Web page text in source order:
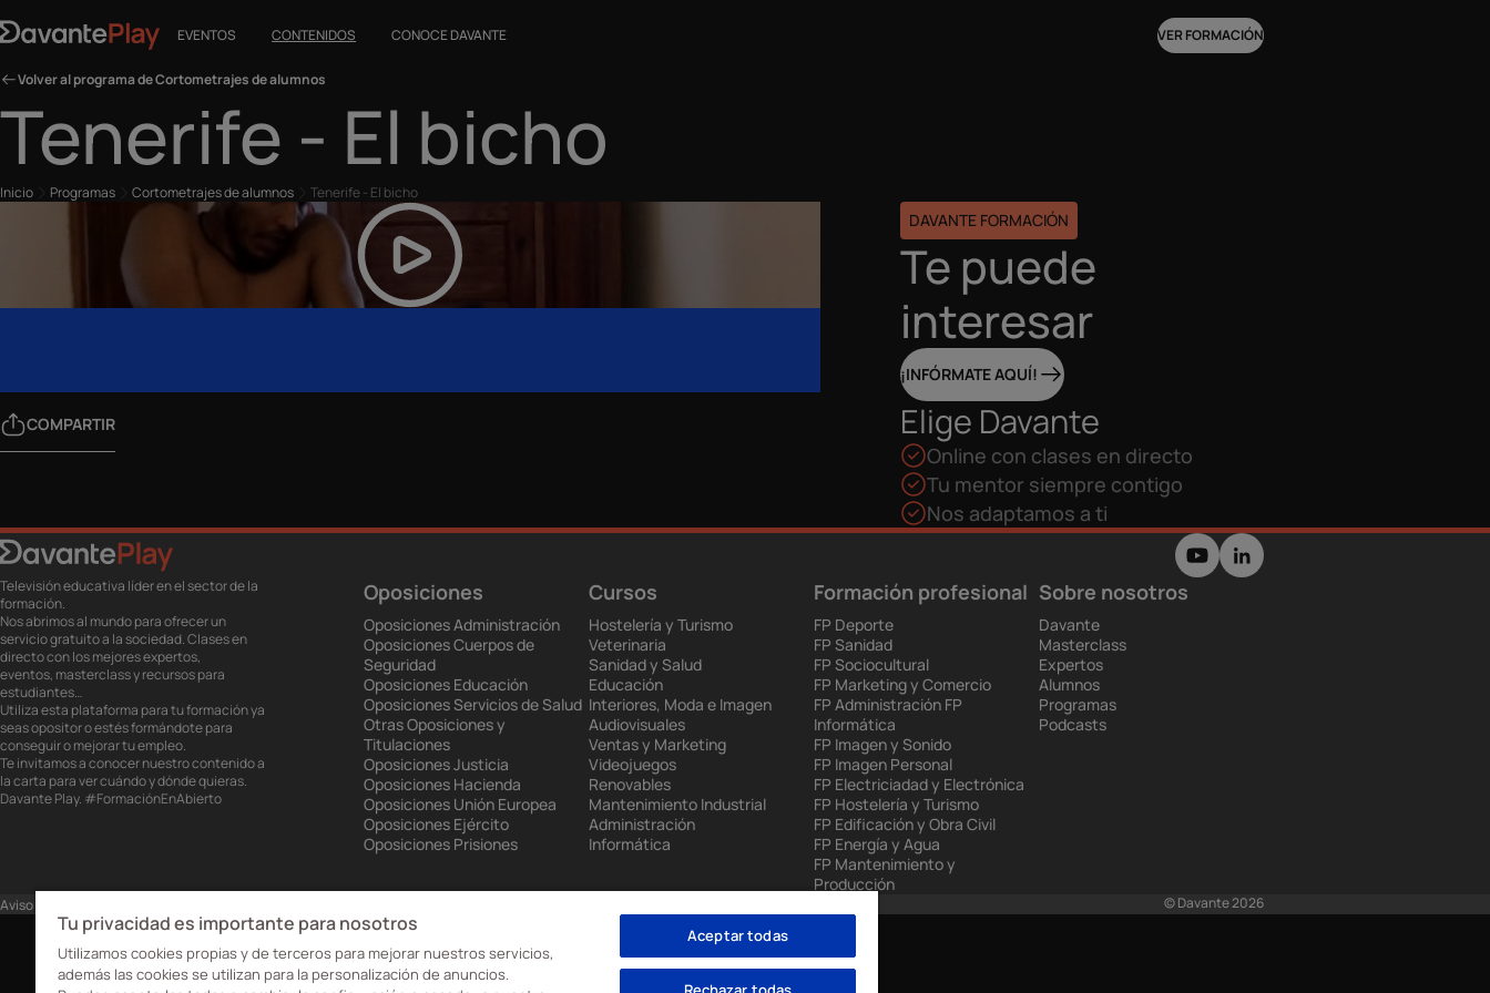
EVENTOS CONTENIDOS CONOCE DAVANTE VER FORMACIÓN
Volver al programa de Cortometrajes de alumnos
Tenerife - El bicho
Inicio Programas Cortometrajes de alumnos Tenerife - El bicho
COMPARTIR
DAVANTE FORMACIÓN
Te puede
interesar
¡INFÓRMATE AQUÍ!
Elige Davante
Online con clases en directo
Tu mentor siempre contigo
Nos adaptamos a ti
Televisión educativa líder en el sector de la
formación.
Nos abrimos al mundo para ofrecer un
servicio gratuito a la sociedad. Clases en
directo con los mejores expertos,
eventos, masterclass y recursos para
estudiantes…
Utiliza esta plataforma para tu formación ya
seas opositor o estés formándote para
conseguir o mejorar tu empleo.
Te invitamos a conocer nuestro contenido a
la carta para ver cuándo y dónde quieras.
Davante Play. #FormaciónEnAbierto
Oposiciones
Oposiciones Administración
Oposiciones Cuerpos de
Seguridad
Oposiciones Educación
Oposiciones Servicios de Salud
Otras Oposiciones y
Titulaciones
Oposiciones Justicia
Oposiciones Hacienda
Oposiciones Unión Europea
Oposiciones Ejército
Oposiciones Prisiones
Cursos
Hostelería y Turismo
Veterinaria
Sanidad y Salud
Educación
Interiores, Moda e Imagen
Audiovisuales
Ventas y Marketing
Videojuegos
Renovables
Mantenimiento Industrial
Administración
Informática
Formación profesional
FP Deporte
FP Sanidad
FP Sociocultural
FP Marketing y Comercio
FP Administración FP
Informática
FP Imagen y Sonido
FP Imagen Personal
FP Electriciadad y Electrónica
FP Hostelería y Turismo
FP Edificación y Obra Civil
FP Energía y Agua
FP Mantenimiento y
Producción
Sobre nosotros
Davante
Masterclass
Expertos
Alumnos
Programas
Podcasts
Aviso Legal © Davante 2026
Tu privacidad es importante para nosotros
Utilizamos cookies propias y de terceros para mejorar nuestros servicios,
además las cookies se utilizan para la personalización de anuncios.
Aceptar todas